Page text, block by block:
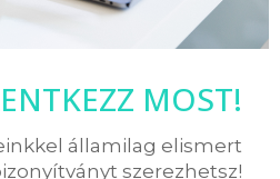
MOST!
államilag elismert
szerezhetsz!